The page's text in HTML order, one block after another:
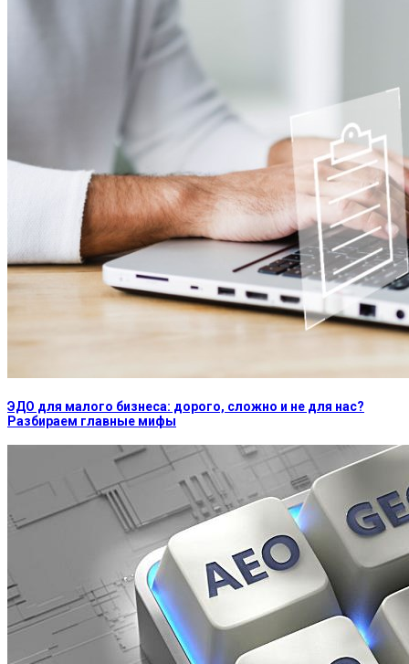
ЭДО для малого бизнеса: дорого, сложно и не для нас?
Разбираем главные мифы